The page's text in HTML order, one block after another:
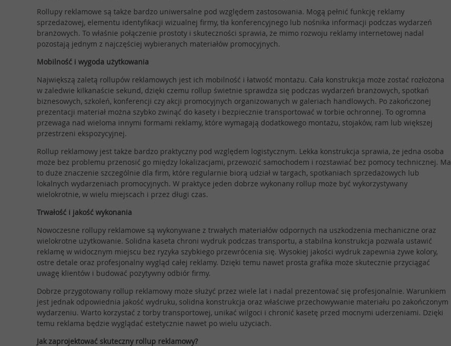
Rollupy reklamowe są także bardzo uniwersalne pod względem zastosowania. Mogą pełnić funkcję reklamy
sprzedażowej, elementu identyfikacji wizualnej firmy, tła konferencyjnego lub nośnika informacji podczas wydarzeń
branżowych. To właśnie połączenie prostoty i skuteczności sprawia, że mimo rozwoju reklamy internetowej nadal
pozostają jednym z najczęściej wybieranych materiałów promocyjnych.
Mobilność i wygoda użytkowania
Największą zaletą rollupów reklamowych jest ich mobilność i łatwość montażu. Cała konstrukcja może zostać rozłożona
w zaledwie kilkanaście sekund, dzięki czemu rollup świetnie sprawdza się podczas wydarzeń branżowych, spotkań
biznesowych, szkoleń, konferencji czy akcji promocyjnych organizowanych w galeriach handlowych. Po zakończonej
prezentacji materiał można szybko zwinąć do kasety i bezpiecznie transportować w torbie ochronnej. To ogromna
przewaga nad wieloma innymi formami reklamy, które wymagają dodatkowego montażu, stojaków, ram lub większej
przestrzeni ekspozycyjnej.
Rollup reklamowy jest także bardzo praktyczny pod względem logistycznym. Lekka konstrukcja sprawia, że jedna osoba
może bez problemu przenosić go między lokalizacjami, przewozić samochodem i rozstawiać bez pomocy technicznej. Ma
to duże znaczenie szczególnie dla firm, które regularnie biorą udział w targach, spotkaniach sprzedażowych lub
lokalnych wydarzeniach promocyjnych. W praktyce jeden dobrze wykonany rollup może być wykorzystywany
wielokrotnie, w wielu miejscach i przez długi czas.
Trwałość i jakość wykonania
Nowoczesne rollupy reklamowe są wykonywane z trwałych materiałów odpornych na uszkodzenia mechaniczne oraz
wielokrotne użytkowanie. Solidna kaseta chroni wydruk podczas transportu, a stabilna konstrukcja pozwala ustawić
reklamę w widocznym miejscu bez ryzyka szybkiego przewrócenia się. Wysokiej jakości wydruk zapewnia żywe kolory,
ostre detale oraz profesjonalny wygląd całej reklamy. Dzięki temu nawet prosta grafika może skutecznie przyciągać
uwagę klientów i budować pozytywny odbiór firmy.
Dobrze przygotowany rollup reklamowy może służyć przez wiele lat i nadal prezentować się profesjonalnie. Warunkiem
jest jednak odpowiednia jakość wydruku, solidna konstrukcja oraz właściwe przechowywanie materiału po zakończonym
wydarzeniu. Warto korzystać z torby transportowej, unikać wilgoci i chronić kasetę przed mocnymi uderzeniami. Dzięki
temu reklama będzie wyglądać estetycznie nawet po wielu użyciach.
Jak zaprojektować skuteczny rollup reklamowy?